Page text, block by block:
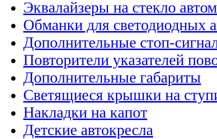
Эквалайзеры на стекло
Обманки для светодиодных
Дополнительные стоп-
Повторители указателей
Дополнительные габариты
Светящиеся крышки на
Накладки на капот
Детские автокресла